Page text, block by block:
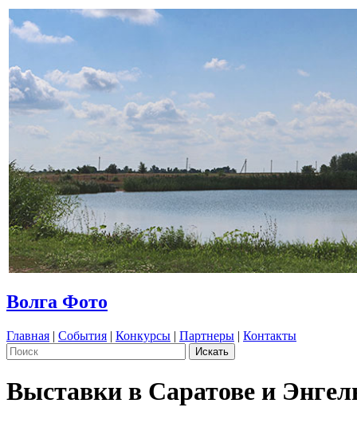
Волга Фото
Главная | События | Конкурсы | Партнеры | Контакты
Выставки в Саратове и